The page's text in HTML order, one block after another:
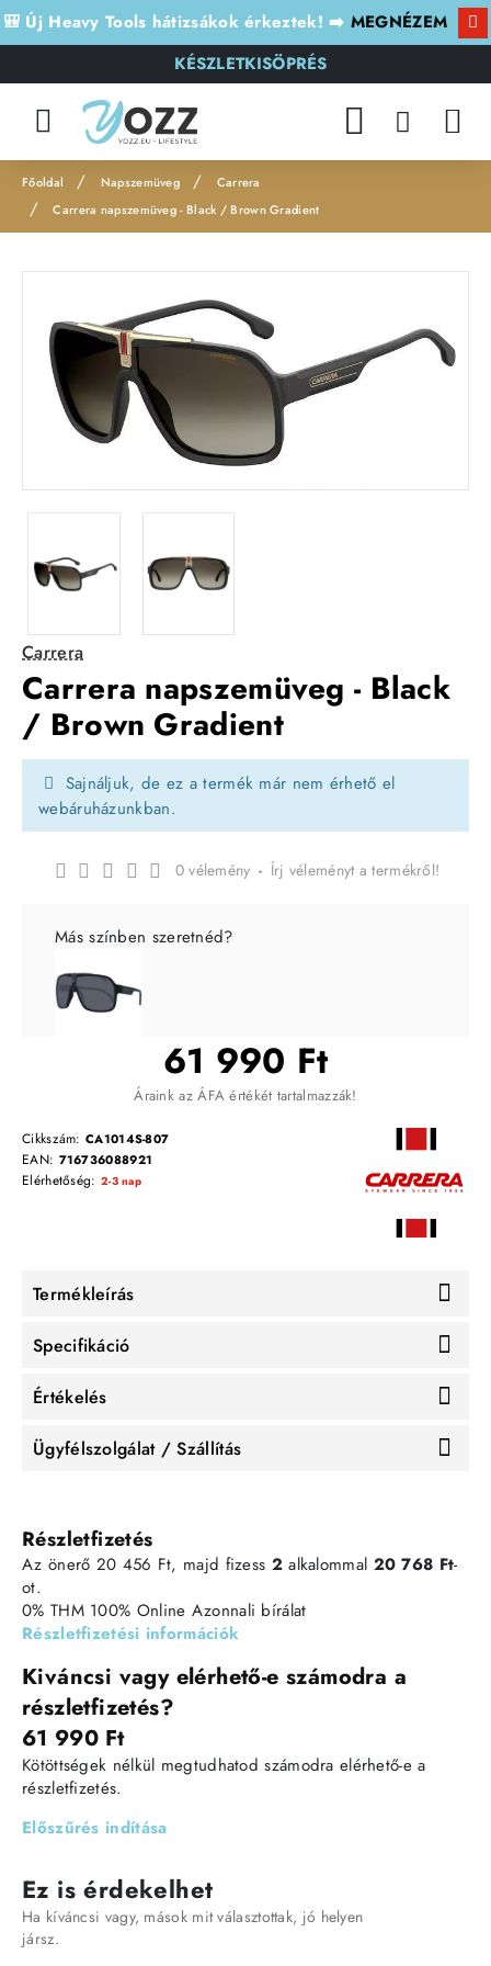
🎒 Új Heavy Tools hátizsákok érkeztek! ➡️ MEGNÉZEM
KÉSZLETKISÖPRÉS
o
Napszemüveg
Carrera
Carrera napszemüveg - Black / Brown Gradient
Carrera
Carrera napszemüveg - Black
/ Brown Gradient
Sajnáljuk, de ez a termék már nem érhető el
webáruházunkban.
0 vélemény - Írj véleményt a termékről!
61 990 Ft
Áraink az ÁFA értékét tartalmazzák!
Cikkszám: CA1014S-807
EAN: 716736088921
Elérhetőség: 2-3 nap
Más színben szeretnéd?
Termékleírás
Specifikáció
Értékelés
Ügyfélszolgálat / Szállítás
Részletfizetés
Az önerő 20 456 Ft, majd fizess 2alkalommal 20 768 Ft-
ot.
0% THM 100% Online Azonnali bírálat
Részletfizetési információk
Kiváncsi vagy elérhető-e számodra a
részletfizetés?
61 990 Ft
Kötöttségek nélkül megtudhatod számodra elérhető-e a
részletfizetés.
Előszűrés indítása
Ez is érdekelhet
Ha kíváncsi vagy, mások mit választottak, jó helyen
jársz.